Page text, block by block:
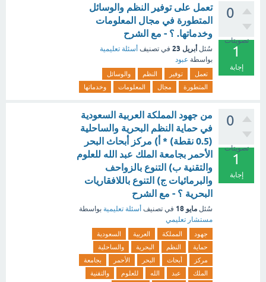
0
تصويتات
1
إجابة
تعمل على توفير النظم والوسائل
المتطورة في مجال المعلومات
وخدماتها. ؟ - مع الشرح
سُئل أبريل 23 في تصنيف أسئلة تعليمية
بواسطة عبود
تعمل توفير النظم
والوسائل
المتطورة
مجال المعلومات وخدماتها
0
تصويتات
1
إجابة
من جهود المملكة العربية السعودية
في حماية النظم البحرية والساحلية
(0.5 نقطة) * أ) مركز أبحاث البحر
الأحمر بجامعة الملك عبد الله للعلوم
والتقنية ب) التنوع بالزواحف
والبرمائيات ج) التنوع باللافقاريات
البحرية ؟ - مع الشرح
سُئل مايو 18 في تصنيف أسئلة تعليمية بواسطة
مستشار تعليمي
جهود المملكة العربية
السعودية
حماية
النظم البحرية
والساحلية
مركز
أبحاث البحر الأحمر
بجامعة
الملك
عبد الله للعلوم
والتقنية